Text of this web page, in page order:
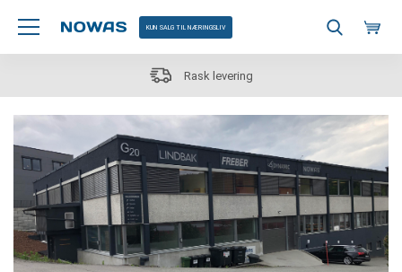
KUN SALG TIL NÆRINGSLIV
Rask levering